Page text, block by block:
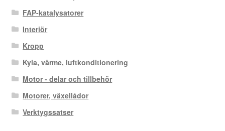
FAP-katalysatorer
Interiör
Kropp
Kyla, värme, luftkonditionering
Motor - delar och tillbehör
Motorer, växellådor
Verktygssatser